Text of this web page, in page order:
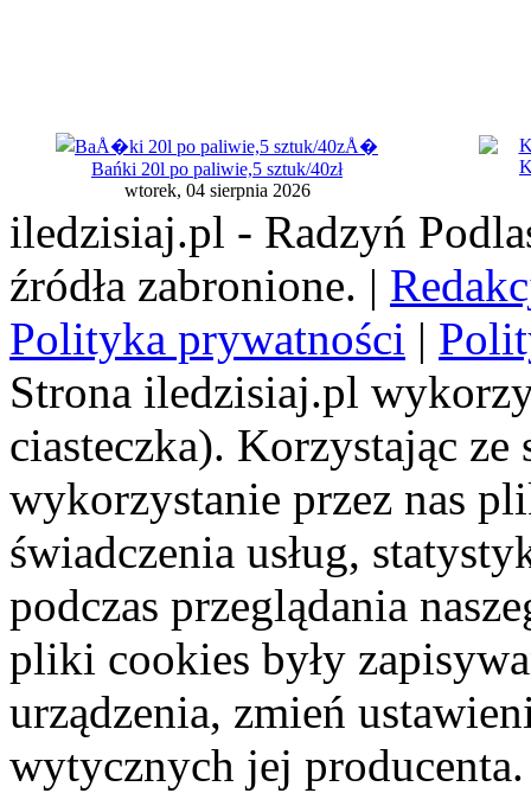
Bańki 20l po paliwie,5 sztuk/40zł
wtorek, 04 sierpnia 2026
iledzisiaj.pl - Radzyń
źródła zabronione. |
Polityka prywatności |
Strona iledzisiaj.pl
ciasteczka). Korzystając
wykorzystanie przez nas
świadczenia usług,
podczas przeglądania
pliki cookies były
urządzenia, zmień
wytycznych jej producenta.